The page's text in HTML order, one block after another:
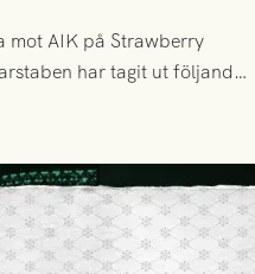
mot AIK på Strawberry
har tagit ut följande